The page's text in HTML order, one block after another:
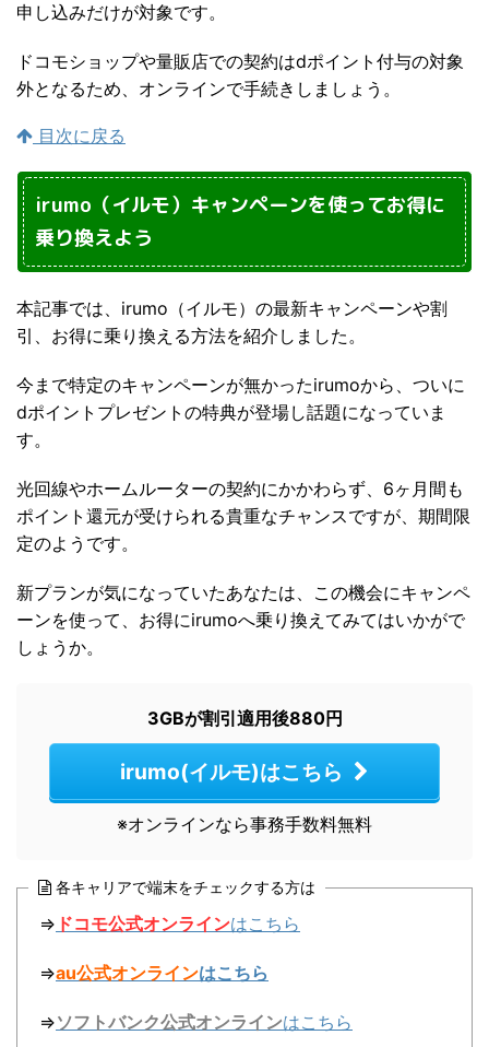
申し込みだけが対象です。
ドコモショップや量販店での契約はdポイント付与の対象
外となるため、オンラインで手続きしましょう。
目次に戻る
irumo（イルモ）キャンペーンを使ってお得に
乗り換えよう
本記事では、irumo（イルモ）の最新キャンペーンや割
引、お得に乗り換える方法を紹介しました。
今まで特定のキャンペーンが無かったirumoから、ついに
dポイントプレゼントの特典が登場し話題になっていま
す。
光回線やホームルーターの契約にかかわらず、6ヶ月間も
ポイント還元が受けられる貴重なチャンスですが、期間限
定のようです。
新プランが気になっていたあなたは、この機会にキャンペ
ーンを使って、お得にirumoへ乗り換えてみてはいかがで
しょうか。
3GBが割引適用後880円
irumo(イルモ)はこちら
※オンラインなら事務手数料無料
各キャリアで端末をチェックする方は
⇒ ドコモ公式オンラインはこちら
⇒au公式オンラインはこちら
⇒ソフトバンク公式オンラインはこちら